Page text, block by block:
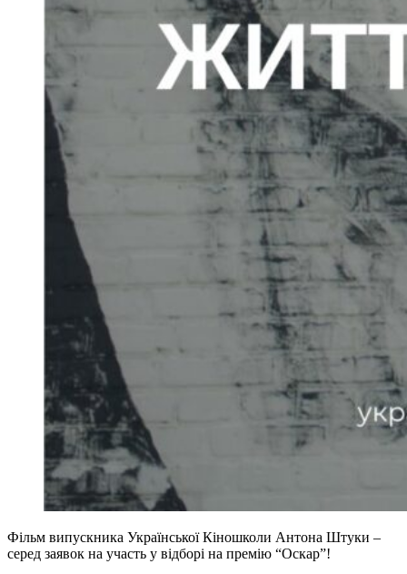
Фільм випускника Української Кіношколи Антона Штуки –
серед заявок на участь у відборі на премію “Оскар”!